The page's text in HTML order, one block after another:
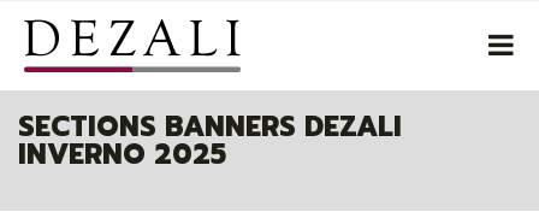
SECTIONS BANNERS DEZALI
INVERNO 2025